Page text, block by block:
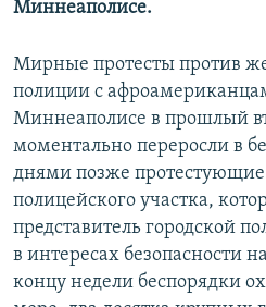
Миннеаполисе.
Мирные протесты против
полиции с
Миннеаполисе в прошлый
моментально переросли в
днями позже протестующие
полицейского участка,
представитель городской
в интересах безопасности
концу недели беспорядки